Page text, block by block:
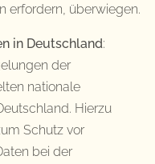
erfordern, überwiegen.
in Deutschland:
der
nationale
Hierzu
Schutz vor
bei der